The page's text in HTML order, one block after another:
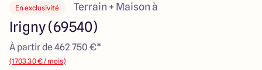
Votre projet
Qui sommes-nous
En exclusivité Terrain + Maison à
Irigny (69540)
À partir de 462 750 €*
(1703.30 € / mois)